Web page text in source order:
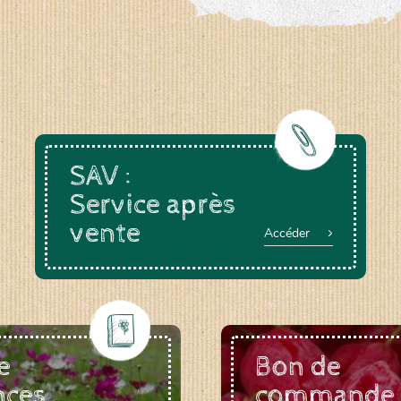
SAV :
Service après
vente
Accéder
Bon de